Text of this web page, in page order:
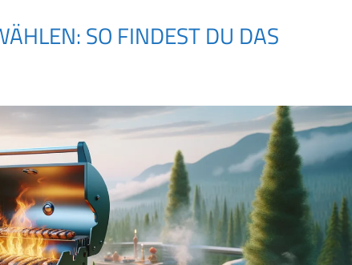
SO FINDEST DU DAS P